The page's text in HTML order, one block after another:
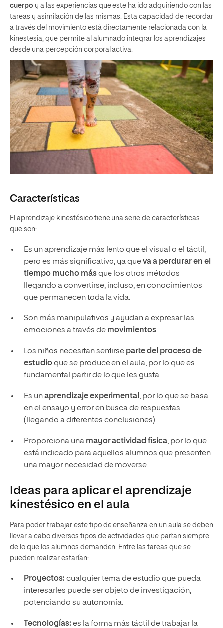
cuerpo y a las experiencias que este ha ido adquiriendo con las
tareas y asimilación de las mismas. Esta capacidad de recordar
a través del movimiento está directamente relacionada con la
kinestesia, que permite al alumnado integrar los aprendizajes
desde una percepción corporal activa.
Características
El aprendizaje kinestésico tiene una serie de características
que son:
Es un aprendizaje más lento que el visual o el táctil,
pero es más significativo, ya queva a perdurar en el
tiempo mucho másque los otros métodos
llegando a convertirse, incluso, en conocimientos
que permanecen toda la vida.
Son más manipulativos y ayudan a expresar las
emociones a través de movimientos.
Los niños necesitan sentirse parte del proceso de
estudioque se produce en el aula, por lo que es
fundamental partir de lo que les gusta.
Es unaprendizaje experimental, por lo que se basa
en el ensayo y error en busca de respuestas
(llegando a diferentes conclusiones).
Proporciona una mayor actividad física, por lo que
está indicado para aquellos alumnos que presenten
una mayor necesidad de moverse.
Ideas para aplicar el aprendizaje
kinestésico en el aula
Para poder trabajar este tipo de enseñanza en un aula se deben
llevar a cabo diversos tipos de actividades que partan siempre
de lo que los alumnos demanden. Entre las tareas que se
pueden realizar estarían:
Proyectos: cualquier tema de estudio que pueda
interesarles puede ser objeto de investigación,
potenciando su autonomía.
Tecnologías: es la forma más táctil de trabajar la